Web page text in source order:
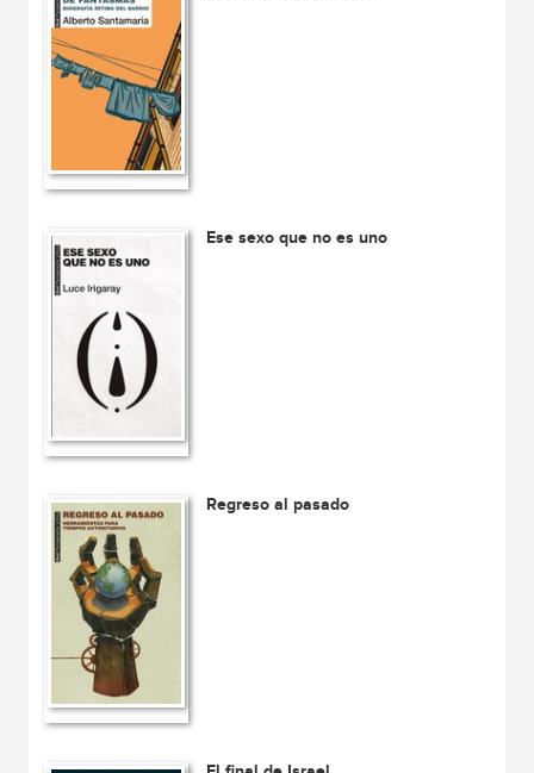
Ese sexo que no es uno
Regreso al pasado